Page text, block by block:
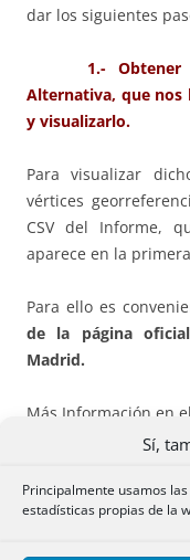
Sí,
Principalmente usamos
estadísticas propias de la
dar los siguientes
1.- Obtener el
Alternativa, que nos
y visualizarlo.
Para visualizar
vértices
CSV del Informe,
aparece en la
Para ello es
de la página
Madrid.
Más Información en
Informe de Oficina
https://
notarial/informes-